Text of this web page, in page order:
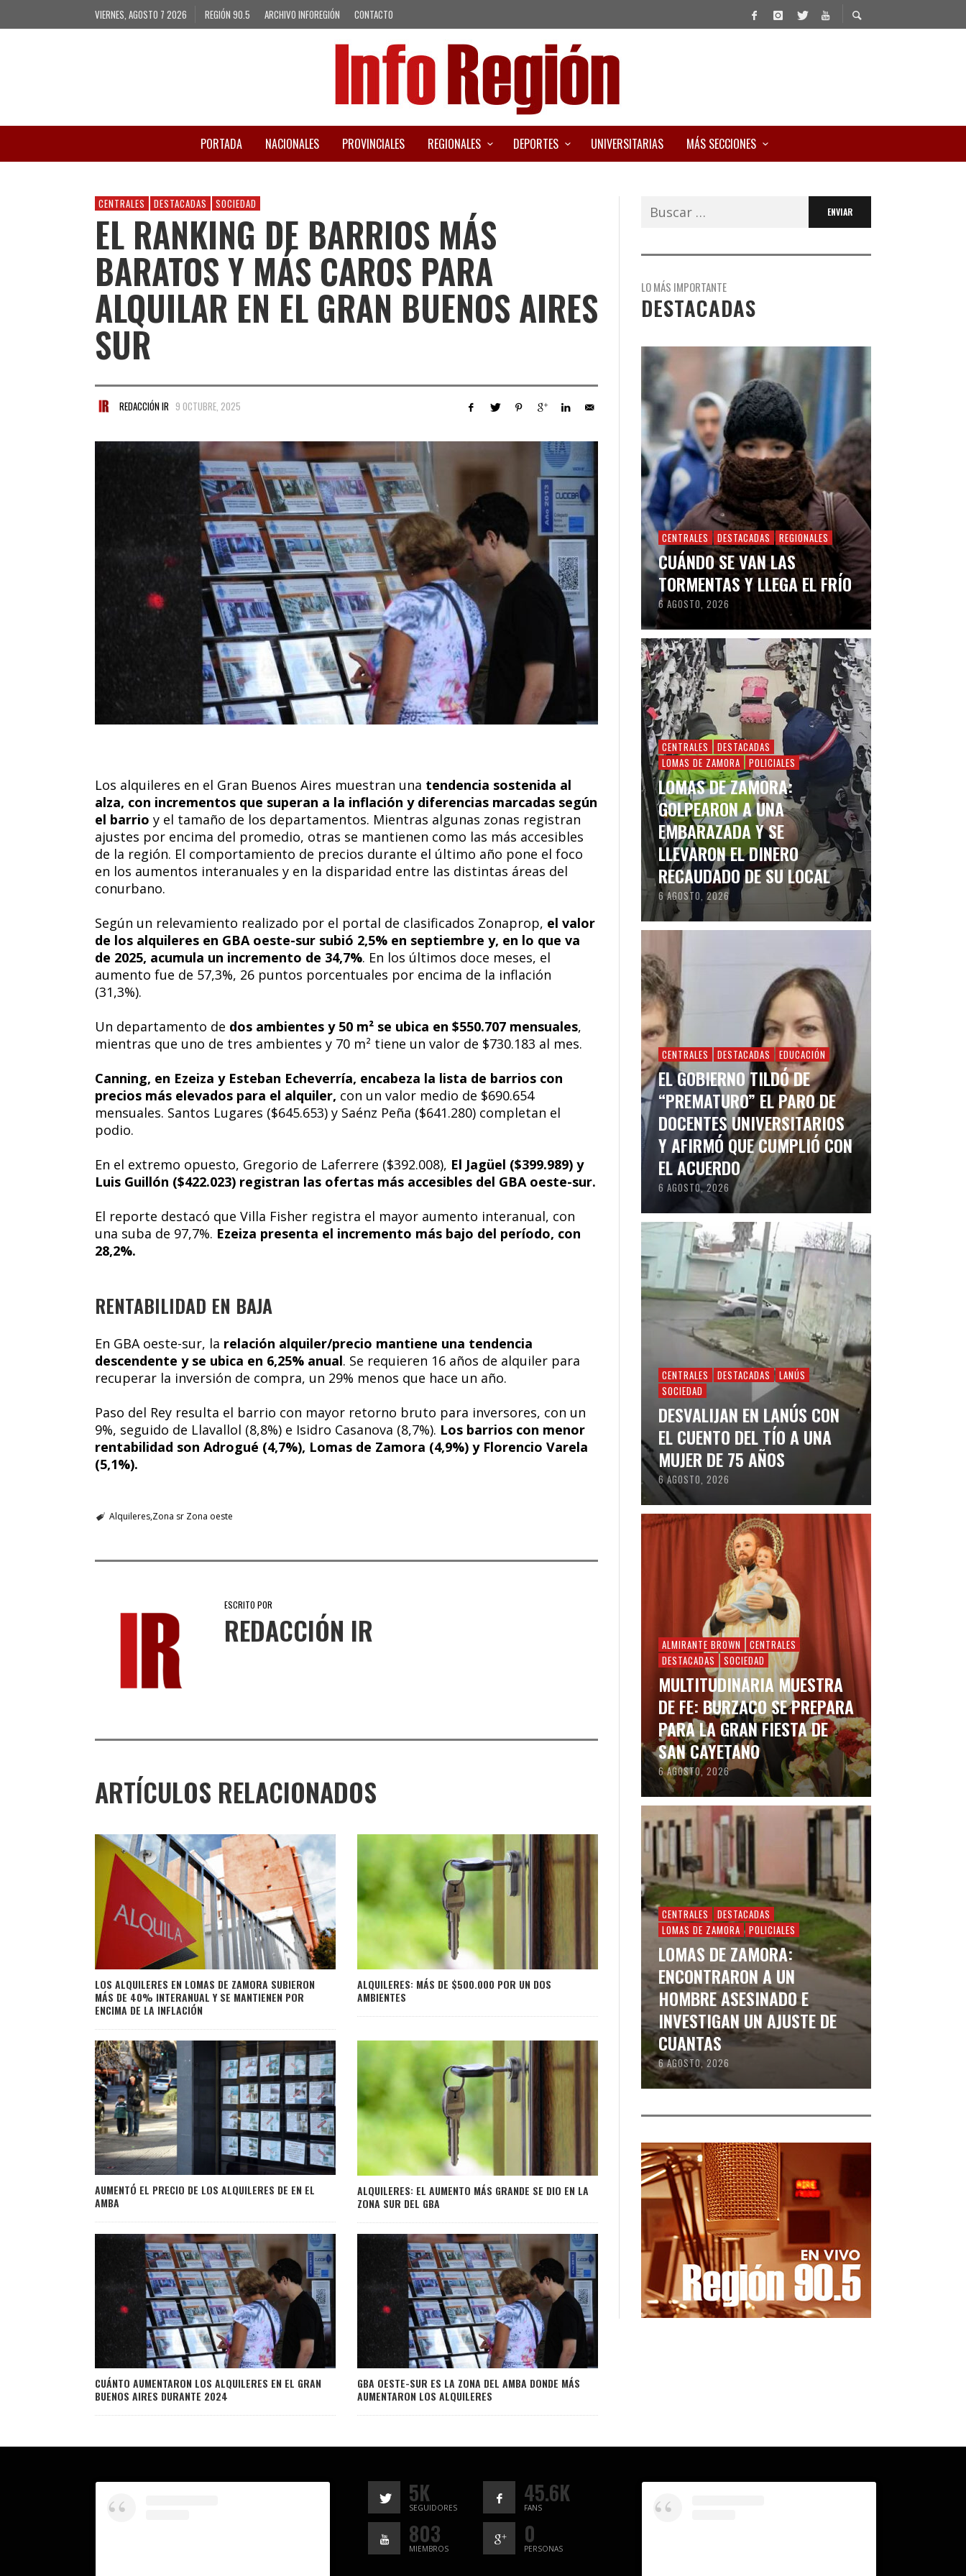
VIERNES, AGOSTO 7 2026 REGIÓN 90.5 ARCHIVO INFOREGIÓN CONTACTO
PORTADA NACIONALES PROVINCIALES REGIONALES DEPORTES UNIVERSITARIAS MÁS SECCIONES
CENTRALES DESTACADAS SOCIEDAD
EL RANKING DE BARRIOS MÁS
BARATOS Y MÁS CAROS PARA
ALQUILAR EN EL GRAN BUENOS AIRES
SUR
REDACCIÓN IR 9 OCTUBRE, 2025
Los alquileres en el Gran Buenos Aires muestran una tendencia sostenida al
alza, con incrementos que superan a la inflación y diferencias marcadas según
el barrio y el tamaño de los departamentos. Mientras algunas zonas registran
ajustes por encima del promedio, otras se mantienen como las más accesibles
de la región. El comportamiento de precios durante el último año pone el foco
en los aumentos interanuales y en la disparidad entre las distintas áreas del
conurbano.
Según un relevamiento realizado por el portal de clasificados Zonaprop, el valor
de los alquileres en GBA oeste-sur subió 2,5% en septiembre y, en lo que va
de 2025, acumula un incremento de 34,7%. En los últimos doce meses, el
aumento fue de 57,3%, 26 puntos porcentuales por encima de la inflación
(31,3%).
Un departamento de dos ambientes y 50 m² se ubica en $550.707 mensuales,
mientras que uno de tres ambientes y 70 m² tiene un valor de $730.183 al mes.
Canning, en Ezeiza y Esteban Echeverría, encabeza la lista de barrios con
precios más elevados para el alquiler, con un valor medio de $690.654
mensuales. Santos Lugares ($645.653) y Saénz Peña ($641.280) completan el
podio.
En el extremo opuesto, Gregorio de Laferrere ($392.008), El Jagüel ($399.989) y
Luis Guillón ($422.023) registran las ofertas más accesibles del GBA oeste-sur.
El reporte destacó que Villa Fisher registra el mayor aumento interanual, con
una suba de 97,7%. Ezeiza presenta el incremento más bajo del período, con
28,2%.
RENTABILIDAD EN BAJA
En GBA oeste-sur, la relación alquiler/precio mantiene una tendencia
descendente y se ubica en 6,25% anual. Se requieren 16 años de alquiler para
recuperar la inversión de compra, un 29% menos que hace un año.
Paso del Rey resulta el barrio con mayor retorno bruto para inversores, con un
9%, seguido de Llavallol (8,8%) e Isidro Casanova (8,7%). Los barrios con menor
rentabilidad son Adrogué (4,7%), Lomas de Zamora (4,9%) y Florencio Varela
(5,1%).
AlquileresZona sr Zona oeste
ESCRITO POR
REDACCIÓN IR
ARTÍCULOS RELACIONADOS
LOS ALQUILERES EN LOMAS DE ZAMORA SUBIERON
MÁS DE 40% INTERANUAL Y SE MANTIENEN POR
ENCIMA DE LA INFLACIÓN
ALQUILERES: MÁS DE $500.000 POR UN DOS
AMBIENTES
AUMENTÓ EL PRECIO DE LOS ALQUILERES DE EN EL
AMBA
ALQUILERES: EL AUMENTO MÁS GRANDE SE DIO EN LA
ZONA SUR DEL GBA
CUÁNTO AUMENTARON LOS ALQUILERES EN EL GRAN
BUENOS AIRES DURANTE 2024
GBA OESTE-SUR ES LA ZONA DEL AMBA DONDE MÁS
AUMENTARON LOS ALQUILERES
Buscar:
LO MÁS IMPORTANTE
DESTACADAS
CENTRALES DESTACADAS REGIONALES
CUÁNDO SE VAN LAS
TORMENTAS Y LLEGA EL FRÍO
6 AGOSTO, 2026
CENTRALES
DESTACADAS
LOMAS DE ZAMORA
POLICIALES
LOMAS DE ZAMORA:
GOLPEARON A UNA
EMBARAZADA Y SE
LLEVARON EL DINERO
RECAUDADO DE SU LOCAL
6 AGOSTO, 2026
CENTRALES DESTACADAS EDUCACIÓN
EL GOBIERNO TILDÓ DE
“PREMATURO” EL PARO DE
DOCENTES UNIVERSITARIOS
Y AFIRMÓ QUE CUMPLIÓ CON
EL ACUERDO
6 AGOSTO, 2026
CENTRALES DESTACADAS
LANÚS
SOCIEDAD
DESVALIJAN EN LANÚS CON
EL CUENTO DEL TÍO A UNA
MUJER DE 75 AÑOS
6 AGOSTO, 2026
ALMIRANTE BROWN
CENTRALES
DESTACADAS
SOCIEDAD
MULTITUDINARIA MUESTRA
DE FE: BURZACO SE PREPARA
PARA LA GRAN FIESTA DE
SAN CAYETANO
6 AGOSTO, 2026
CENTRALES
DESTACADAS
LOMAS DE ZAMORA
POLICIALES
LOMAS DE ZAMORA:
ENCONTRARON A UN
HOMBRE ASESINADO E
INVESTIGAN UN AJUSTE DE
CUANTAS
6 AGOSTO, 2026
5K
SEGUIDORES
45.6K
FANS
803
MIEMBROS
0
PERSONAS